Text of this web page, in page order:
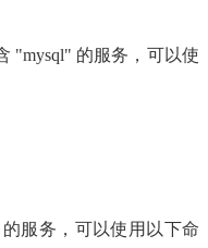
"mysql" 的服务，可以使
服务，可以使用以下命